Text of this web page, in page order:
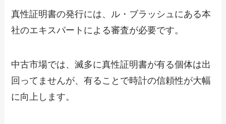
真性証明書の発行には、ル・ブラッシュにある本
社のエキスパートによる審査が必要です。
中古市場では、滅多に真性証明書が有る個体は出
回ってませんが、有ることで時計の信頼性が大幅
に向上します。